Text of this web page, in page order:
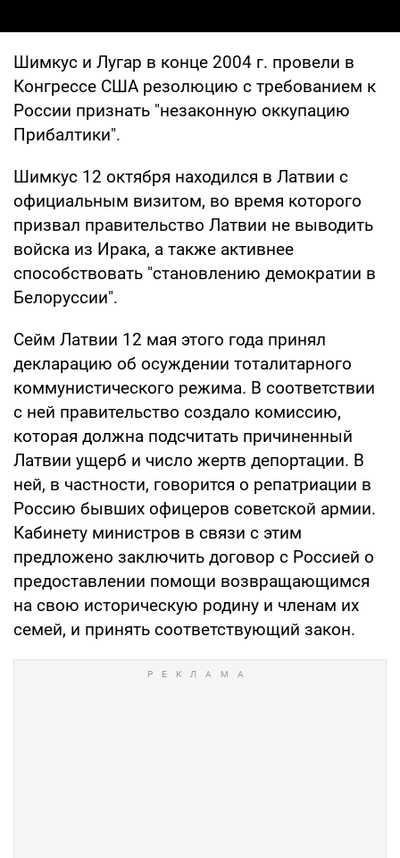
Шимкус и Лугар в конце 2004 г. провели в
Конгрессе США резолюцию с требованием к
России признать "незаконную оккупацию
Прибалтики".
Шимкус 12 октября находился в Латвии с
официальным визитом, во время которого
призвал правительство Латвии не выводить
войска из Ирака, а также активнее
способствовать "становлению демократии в
Белоруссии".
Сейм Латвии 12 мая этого года принял
декларацию об осуждении тоталитарного
коммунистического режима. В соответствии
с ней правительство создало комиссию,
которая должна подсчитать причиненный
Латвии ущерб и число жертв депортации. В
ней, в частности, говорится о репатриации в
Россию бывших офицеров советской армии.
Кабинету министров в связи с этим
предложено заключить договор с Россией о
предоставлении помощи возвращающимся
на свою историческую родину и членам их
семей, и принять соответствующий закон.